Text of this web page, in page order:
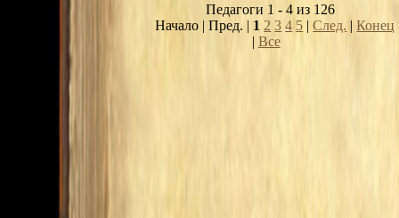
Педагоги 1 - 4 из 126
Начало | Пред. | 1 2 3 4 5 |След. |Конец
| Все